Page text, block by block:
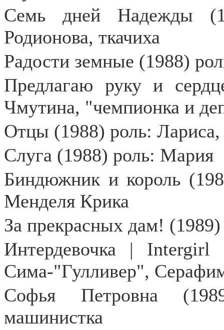
Семь дней Надежды
Родионова, ткачиха
Радости земные (1988)
Предлагаю руку и
Чмутина, "чемпионка и
Отцы (1988) роль:
Слуга (1988) роль: Мария
Биндюжник и король
Менделя Крика
За прекрасных дам!
Интердевочка |
Сима-"Гулливер",
Софья Петровна
машинистка